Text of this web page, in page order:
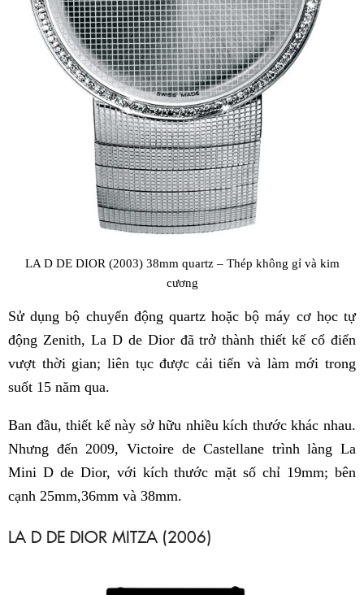
LA D DE DIOR (2003) 38mm quartz – Thép không gỉ và kim
cương
Sử dụng bộ chuyển động quartz hoặc bộ máy cơ học tự
động Zenith, La D de Dior đã trở thành thiết kế cổ điển
vượt thời gian; liên tục được cải tiến và làm mới trong
suốt 15 năm qua.
Ban đầu, thiết kế này sở hữu nhiều kích thước khác nhau.
Nhưng đến 2009, Victoire de Castellane trình làng La
Mini D de Dior, với kích thước mặt số chỉ 19mm; bên
cạnh 25mm,36mm và 38mm.
LA D DE DIOR MITZA (2006)